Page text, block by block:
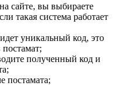
сайте, вы выбираете
такая система работает
уникальный код, это
постамат;
полученный код и
постамата;